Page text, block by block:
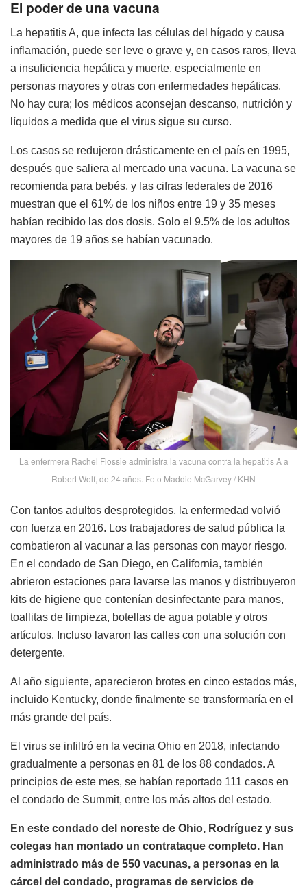
El poder de una vacuna
La hepatitis A, que infecta las células del hígado y causa
inflamación, puede ser leve o grave y, en casos raros, lleva
a insuficiencia hepática y muerte, especialmente en
personas mayores y otras con enfermedades hepáticas.
No hay cura; los médicos aconsejan descanso, nutrición y
líquidos a medida que el virus sigue su curso.
Los casos se redujeron drásticamente en el país en 1995,
después que saliera al mercado una vacuna. La vacuna se
recomienda para bebés, y las cifras federales de 2016
muestran que el 61% de los niños entre 19 y 35 meses
habían recibido las dos dosis. Solo el 9.5% de los adultos
mayores de 19 años se habían vacunado.
La enfermera Rachel Flossie administra la vacuna contra la hepatitis A a
Robert Wolf, de 24 años. Foto Maddie McGarvey / KHN
Con tantos adultos desprotegidos, la enfermedad volvió
con fuerza en 2016. Los trabajadores de salud pública la
combatieron al vacunar a las personas con mayor riesgo.
En el condado de San Diego, en California, también
abrieron estaciones para lavarse las manos y distribuyeron
kits de higiene que contenían desinfectante para manos,
toallitas de limpieza, botellas de agua potable y otros
artículos. Incluso lavaron las calles con una solución con
detergente.
Al año siguiente, aparecieron brotes en cinco estados más,
incluido Kentucky, donde finalmente se transformaría en el
más grande del país.
El virus se infiltró en la vecina Ohio en 2018, infectando
gradualmente a personas en 81 de los 88 condados. A
principios de este mes, se habían reportado 111 casos en
el condado de Summit, entre los más altos del estado.
En este condado del noreste de Ohio, Rodríguez y sus
colegas han montado un contrataque completo. Han
administrado más de 550 vacunas, a personas en la
cárcel del condado, programas de servicios de